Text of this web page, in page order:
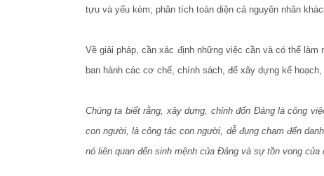
tựu và yếu kém; phân tích toàn diện cả nguyên nhân
Về giải pháp, cần xác định những việc cần và có thể
ban hành các cơ chế, chính sách, để xây dựng kế
Chúng ta biết rằng, xây dựng, chỉnh đốn Đảng là công
con người, là công tác con người, dễ đụng chạm đến
nó liên quan đến sinh mệnh của Đảng và sự tồn vong của